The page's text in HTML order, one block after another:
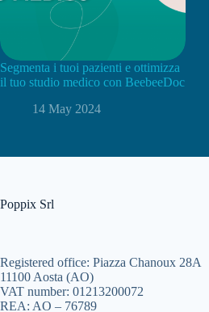
Segmenta i tuoi pazienti e ottimizza
il tuo studio medico con BeebeeDoc
14 May 2024
Poppix Srl
Registered office: Piazza Chanoux 28A
11100 Aosta (AO)
VAT number: 01213200072
REA: AO – 76789